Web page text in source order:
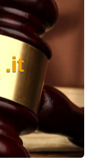
.it